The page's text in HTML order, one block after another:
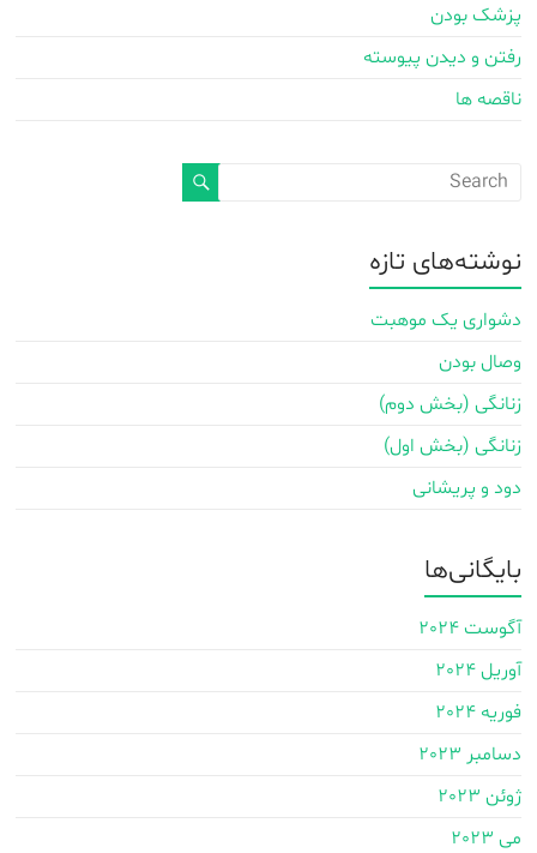
پزشک بودن
رفتن و دیدن پیوسته
ناقصه ها
نوشته‌های تازه
دشواری یک موهبت
وصال بودن
زنانگی (بخش دوم)
زنانگی (بخش اول)
دود و پریشانی
بایگانی‌ها
آگوست 2024
آوریل 2024
فوریه 2024
دسامبر 2023
ژوئن 2023
می 2023